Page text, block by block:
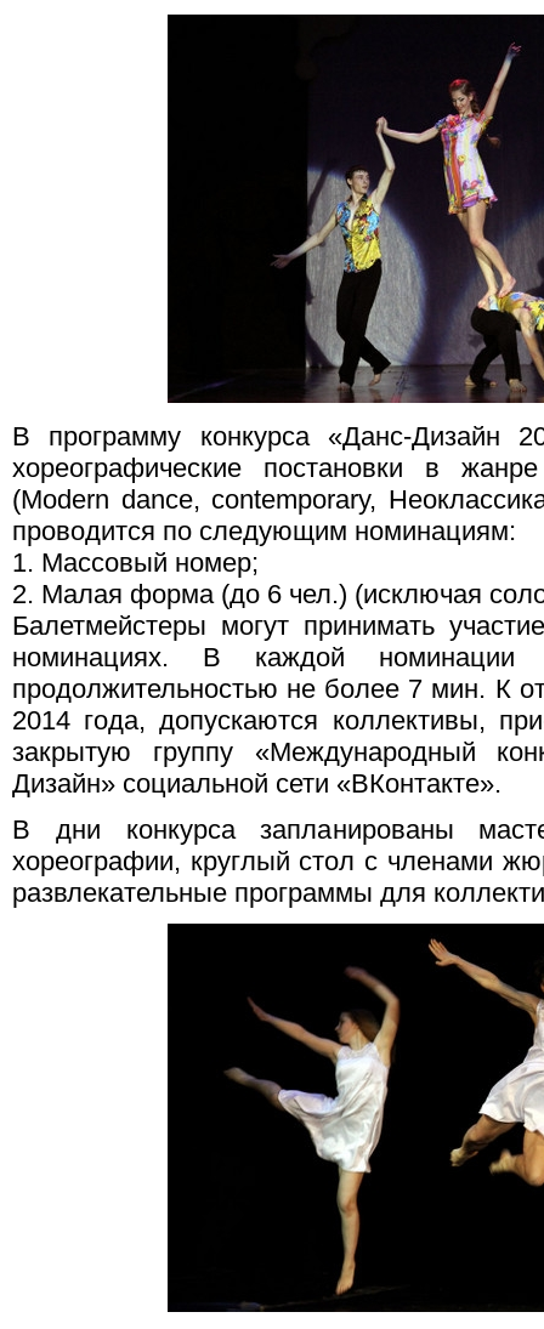
В программу конкурса «Данс-Дизайн
хореографические постановки в
(Modern dance, contemporary,
проводится по следующим номинациям:
1. Массовый номер;
2. Малая форма (до 6 чел.) (исключая
Балетмейстеры могут принимать
номинациях. В каждой
продолжительностью не более 7 мин. К
2014 года, допускаются коллективы,
закрытую группу «Международный
Дизайн» социальной сети «ВКонтакте».
В дни конкурса запланированы
хореографии, круглый стол с членами
развлекательные программы для